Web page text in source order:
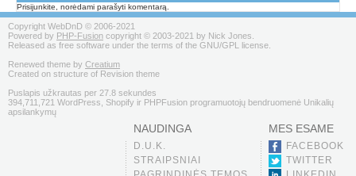
Prisijunkite, norėdami parašyti komentarą.
Copyright WebDnD © 2006-2021
Powered by PHP-Fusion copyright © 2003-2021 by Nick Jones.
Released as free software under the terms of the GNU/GPL license.
Renewed theme by Creatium
Created on structure of Revision theme
Puslapis užkrautas per 27.8 sekundes
394,711,721 WordPress, Shopify ir PHPFusion programuotojų bendruomenė Unikalių
apsilankymų
NAUDINGA
D.U.K.
STRAIPSNIAI
MES ESAME
FACEBOOK
TWITTER